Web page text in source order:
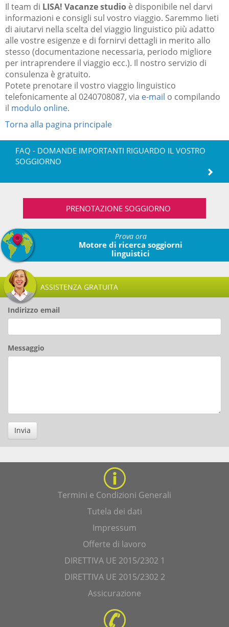
Il team di LISA! Vacanze studio è disponibile nel darvi
informazioni e consigli sul vostro viaggio. Saremmo lieti
di aiutarvi nella scelta del viaggio linguistico più adatto
alle vostre esigenze e di fornirvi dettagli in merito allo
stesso (documentazione necessaria, periodo migliore
per intraprendere il viaggio ecc.). Il nostro servizio di
consulenza è gratuito.
Potete prenotare il vostro viaggio linguistico
telefonicamente al 0240708087, via e-mail o compilando
il modulo online.
Torna alla pagina principale
FAQ - DOMANDE IMPORTANTI RIGUARDO IL VOSTRO
SOGGIORNO
PRENOTAZIONE SOGGIORNO
Prova ora
Motore di ricerca soggiorni
linguistici
ASSISTENZA GRATUITA
Indirizzo email
Messaggio
Invia
Termini e Condizioni Generali
Tutela dei dati
Impressum
Offerte di lavoro
DIRETTIVA UE 2015/2302 1
DIRETTIVA UE 2015/2302 2
Assicurazione